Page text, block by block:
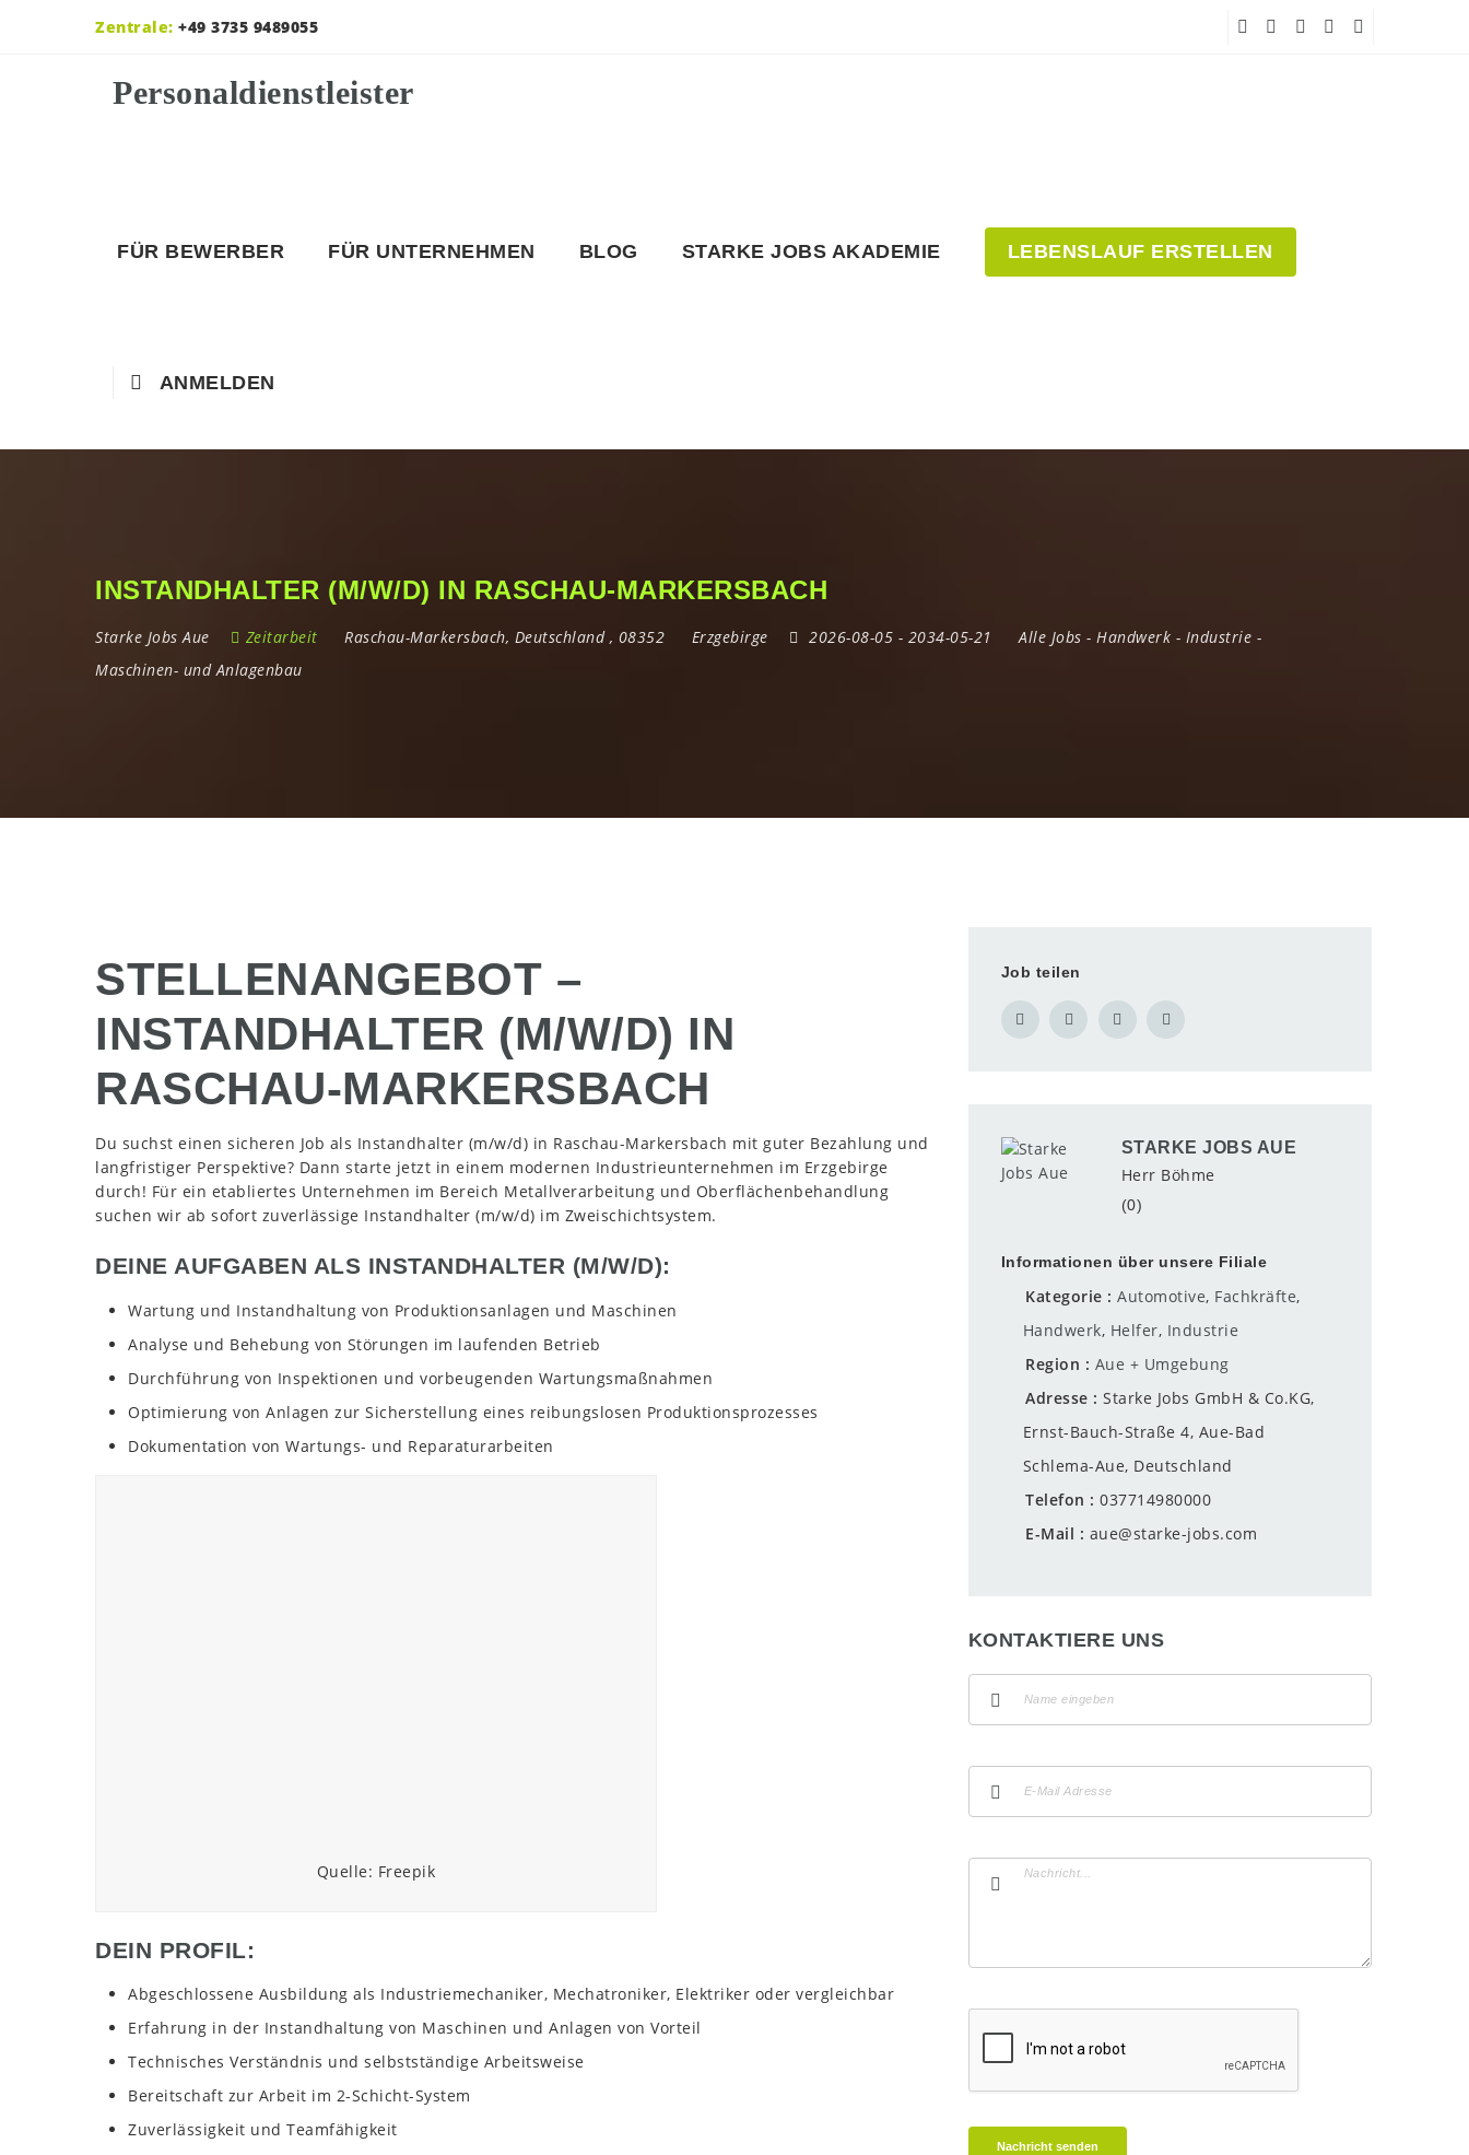
Zentrale: +49 3735 9489055
FÜR BEWERBER FÜR UNTERNEHMEN BLOG STARKE JOBS AKADEMIE LEBENSLAUF ERSTELLEN
ANMELDEN
INSTANDHALTER (M/W/D) IN RASCHAU-MARKERSBACH
Starke Jobs Aue Zeitarbeit Raschau-Markersbach, Deutschland, 08352 Erzgebirge 2026-08-05 - 2034-05-21 Alle Jobs - Handwerk - Industrie -
Maschinen- und Anlagenbau
STELLENANGEBOT –
INSTANDHALTER (M/W/D) IN
RASCHAU-MARKERSBACH
Du suchst einen sicheren Job als Instandhalter (m/w/d) in Raschau-Markersbach mit guter Bezahlung und
langfristiger Perspektive? Dann starte jetzt in einem modernen Industrieunternehmen im Erzgebirge
durch! Für ein etabliertes Unternehmen im Bereich Metallverarbeitung und Oberflächenbehandlung
suchen wir ab sofort zuverlässige Instandhalter (m/w/d) im Zweischichtsystem.
DEINE AUFGABEN ALS INSTANDHALTER (M/W/D):
Wartung und Instandhaltung von Produktionsanlagen und Maschinen
Analyse und Behebung von Störungen im laufenden Betrieb
Durchführung von Inspektionen und vorbeugenden Wartungsmaßnahmen
Optimierung von Anlagen zur Sicherstellung eines reibungslosen Produktionsprozesses
Dokumentation von Wartungs- und Reparaturarbeiten
Quelle: Freepik
DEIN PROFIL:
Abgeschlossene Ausbildung als Industriemechaniker, Mechatroniker, Elektriker oder vergleichbar
Erfahrung in der Instandhaltung von Maschinen und Anlagen von Vorteil
Technisches Verständnis und selbstständige Arbeitsweise
Bereitschaft zur Arbeit im 2-Schicht-System
Zuverlässigkeit und Teamfähigkeit
Job teilen
STARKE JOBS AUE
Herr Böhme
(0)
Informationen über unsere Filiale
Kategorie Automotive, Fachkräfte,
Handwerk, Helfer, Industrie
Region
Aue + Umgebung
Adresse
Starke Jobs GmbH & Co.KG,
Ernst-Bauch-Straße 4, Aue-Bad
Schlema-Aue, Deutschland
Telefon
037714980000
E-Mail
aue@starke-jobs.com
KONTAKTIERE UNS
Nachricht senden